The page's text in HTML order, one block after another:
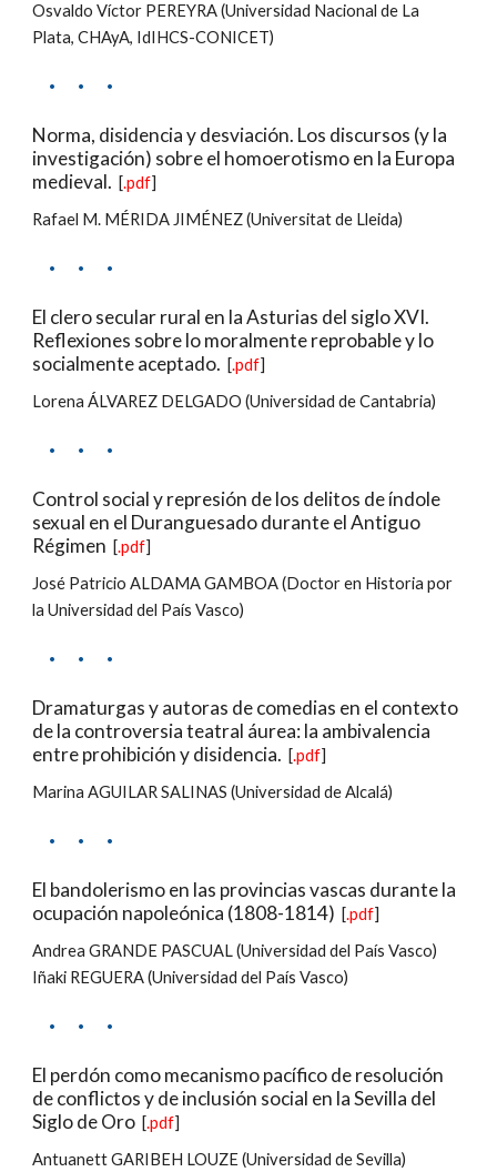
Osvaldo Víctor PEREYRA (Universidad Nacional de La
Plata, CHAyA, IdIHCS-CONICET)
·     ·     ·
Norma, disidencia y desviación. Los discursos (y la
investigación) sobre el homoerotismo en la Europa
medieval.
  [
.pdf]
Rafael M. MÉRIDA JIMÉNEZ (Universitat de Lleida)
·     ·     ·
El clero secular rural en la Asturias del siglo XVI.
Reflexiones sobre lo moralmente reprobable y lo
socialmente aceptado.
  [
.pdf]
Lorena ÁLVAREZ DELGADO (Universidad de Cantabria)
·     ·     ·
Control social y represión de los delitos de índole
sexual en el Duranguesado durante el Antiguo
Régimen
  [
.pdf]
José Patricio ALDAMA GAMBOA (Doctor en Historia por
la Universidad del País Vasco)
·     ·     ·
Dramaturgas y autoras de comedias en el contexto
de la controversia teatral áurea: la ambivalencia
entre prohibición y disidencia.
  [
.pdf]
Marina AGUILAR SALINAS (Universidad de Alcalá)
·     ·     ·
El bandolerismo en las provincias vascas durante la
ocupación napoleónica (1808-1814)
  [
.pdf]
Andrea GRANDE PASCUAL (Universidad del País Vasco)
Iñaki REGUERA (Universidad del País Vasco)
·     ·     ·
El perdón como mecanismo pacífico de resolución
de conflictos y de inclusión social en la Sevilla del
Siglo de Oro
  [
.pdf]
Antuanett GARIBEH LOUZE (Universidad de Sevilla)